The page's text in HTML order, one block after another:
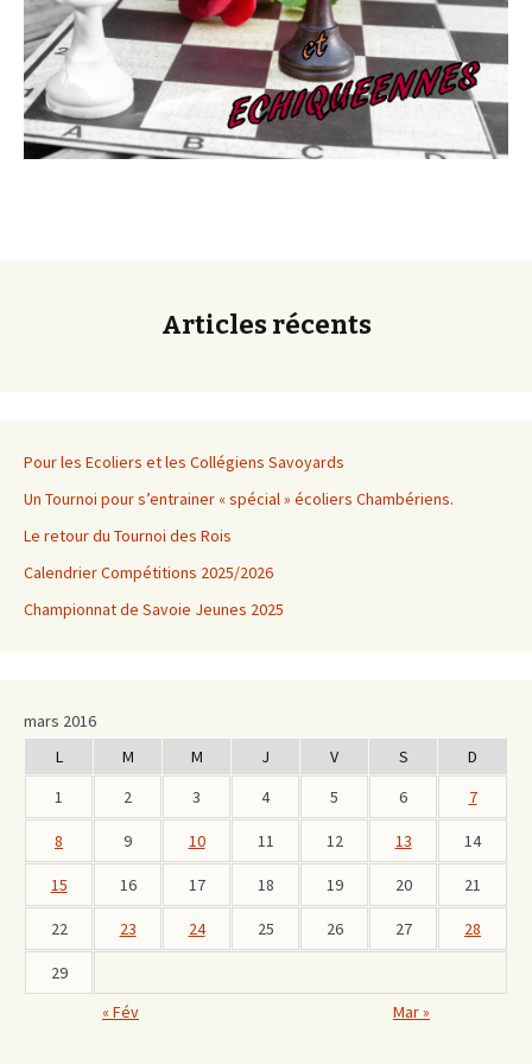
Articles récents
Pour les Ecoliers et les Collégiens Savoyards
Un Tournoi pour s’entrainer « spécial » écoliers Chambériens.
Le retour du Tournoi des Rois
Calendrier Compétitions 2025/2026
Championnat de Savoie Jeunes 2025
mars 2016
L
M M J V S
D
1
2 3 4 5 6 7
8 9 10 11 12 13 14
15 16 17 18 19 20 21
22 23 24 25 26 27 28
29
« Fév
Mar »